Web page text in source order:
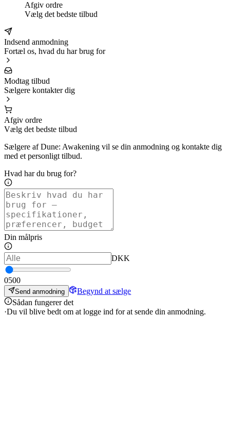
Afgiv ordre
Vælg det bedste tilbud
Indsend anmodning
Fortæl os, hvad du har brug for
Modtag tilbud
Sælgere kontakter dig
Afgiv ordre
Vælg det bedste tilbud
Sælgere af Dune: Awakening vil se din anmodning og kontakte dig
med et personligt tilbud.
Hvad har du brug for?
Din målpris
DKK
0500
Send anmodning
Begynd at sælge
Sådan fungerer det
·Du vil blive bedt om at logge ind for at sende din anmodning.